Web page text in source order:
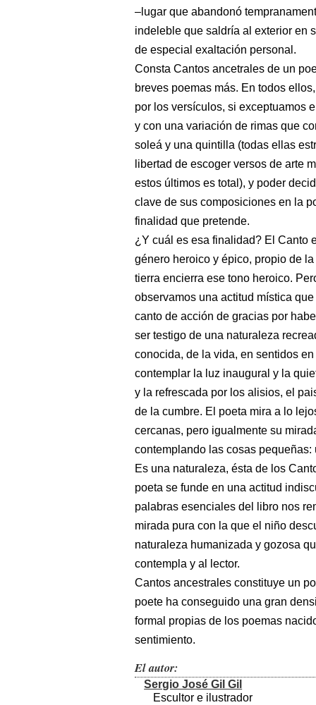
–lugar que abandonó
indeleble que saldría al exterior en
de especial exaltación personal.
Consta Cantos ancetrales de un
breves poemas más. En todos
por los versículos, si exceptuamos
y con una variación de rimas que
soleá y una quintilla (todas ellas
libertad de escoger versos de arte
estos últimos es total), y poder
clave de sus composiciones en la
finalidad que pretende.
¿Y cuál es esa finalidad? El Canto
género heroico y épico, propio de
tierra encierra ese tono heroico.
observamos una actitud mística
canto de acción de gracias por
ser testigo de una naturaleza
conocida, de la vida, en sentidos
contemplar la luz inaugural y la
y la refrescada por los alisios, el
de la cumbre. El poeta mira a lo
cercanas, pero igualmente su
contemplando las cosas
Es una naturaleza, ésta de los
poeta se funde en una actitud
palabras esenciales del libro nos
mirada pura con la que el niño
naturaleza humanizada y gozosa
contempla y al lector.
Cantos ancestrales constituye un
poete ha conseguido una gran
formal propias de los poemas
sentimiento.
El autor:
Sergio José Gil Gil
Escultor e ilustrador